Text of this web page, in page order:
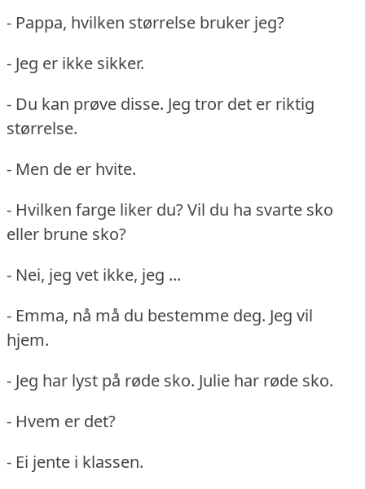
- Pappa, hvilken størrelse bruker jeg?
- Jeg er ikke sikker.
- Du kan prøve disse. Jeg tror det er riktig
størrelse.
- Men de er hvite.
- Hvilken farge liker du?Vil du ha svarte sko
eller brune sko?
- Nei, jeg vet ikke, jeg ...
- Emma, nå må du bestemme deg. Jeg vil
hjem.
- Jeg har lyst på røde sko. Julie har røde sko.
- Hvem er det?
- Ei jente i klassen.